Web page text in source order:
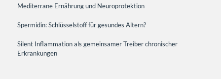
Mediterrane Ernährung und Neuroprotektion
Spermidin: Schlüsselstoff für gesundes Altern?
Silent Inflammation als gemeinsamer Treiber chronischer
Erkrankungen